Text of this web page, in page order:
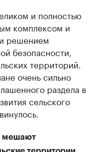
и полностью
комплексом и
решением
безопасности,
территорий.
очень сильно
раздела в
сельского
мешают